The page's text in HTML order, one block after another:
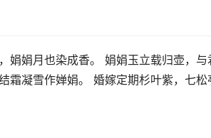
娟娟月也染成香。 娟娟玉立载归壶，
霜凝雪作婵娟。 婚嫁定期杉叶紫，七